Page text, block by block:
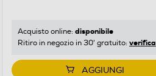
Acquisto online: disponibile
Ritiro in negozio in 30' gratuito: verifica
AGGIUNGI